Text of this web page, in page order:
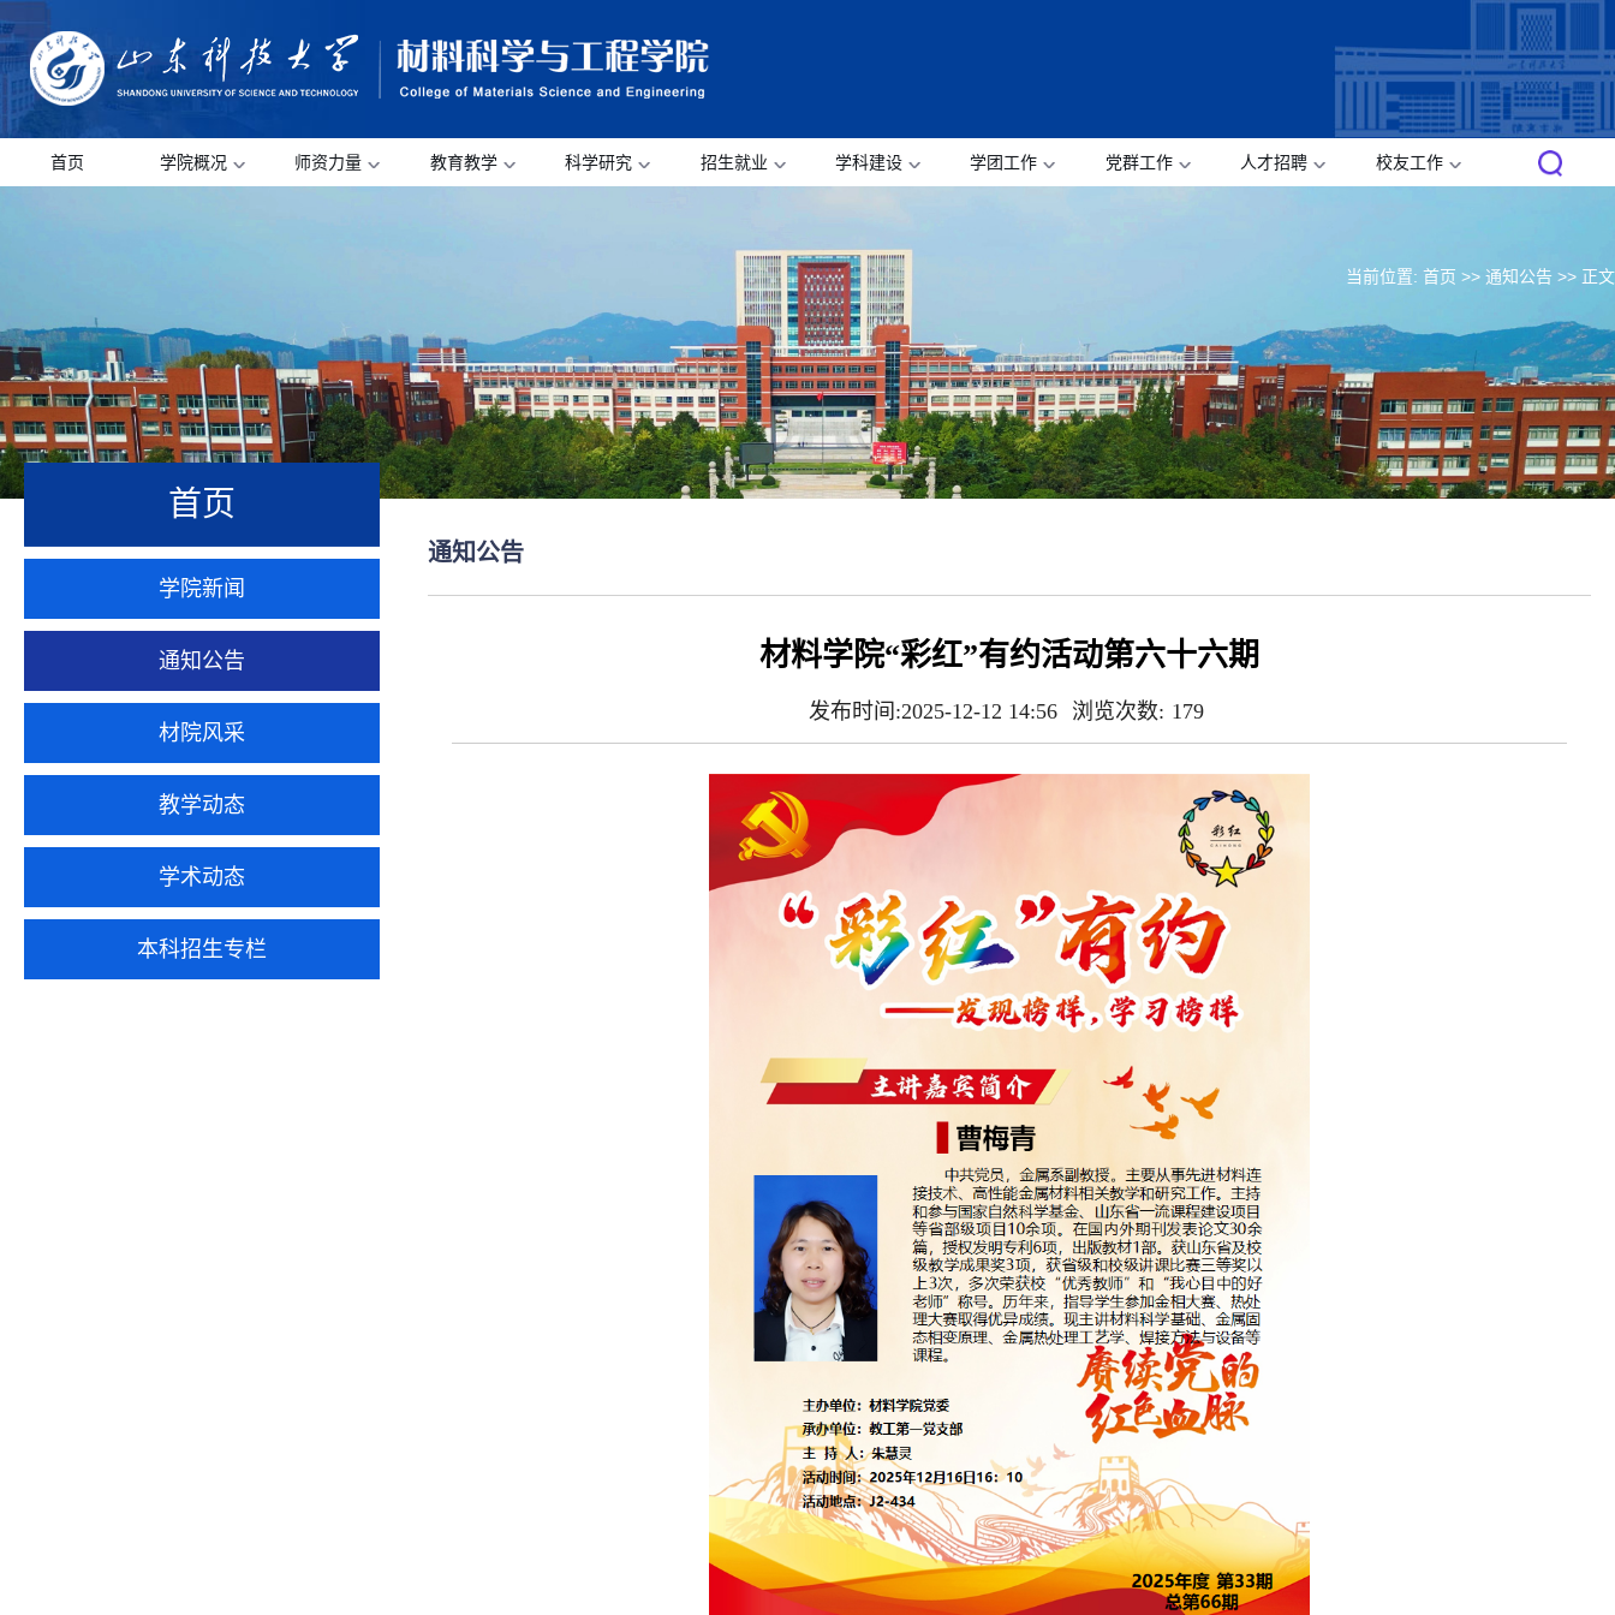
首页 学院概况 师资力量 教育教学 科学研究 招生就业 学科建设 学团工作 党群工作 人才招聘 校友工作
当前位置: 首页 >> 通知公告 >> 正文
首页
学院新闻
通知公告
材院风采
教学动态
学术动态
本科招生专栏
通知公告
材料学院“彩红”有约活动第六十六期
发布时间:2025-12-12 14:56 浏览次数: 179